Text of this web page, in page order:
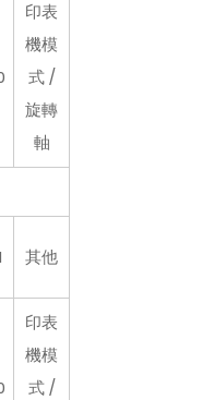
印表
機模
式 /
旋轉
軸
其他
印表
機模
式 /